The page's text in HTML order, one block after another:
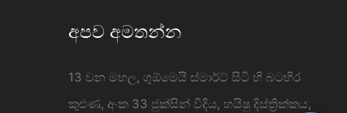
අපව අමතන්න
13 වන මහල, ගුඕමෙයි ස්මාර්ට් සිටි හි බටහිර
කුළුණ, අංක 33 ජුක්සින් වීදිය, හයිෂු දිස්ත්‍රික්කය,